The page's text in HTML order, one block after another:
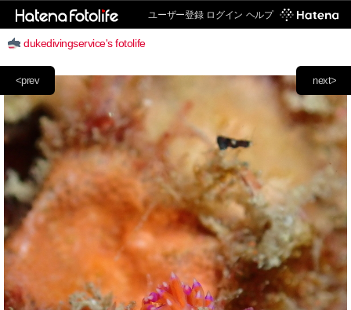
ユーザー登録 ログイン ヘルプ
dukedivingservice's fotolife
next>
<prev